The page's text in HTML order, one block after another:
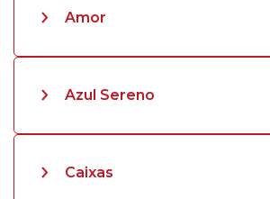
Amor
Azul Sereno
Caixas